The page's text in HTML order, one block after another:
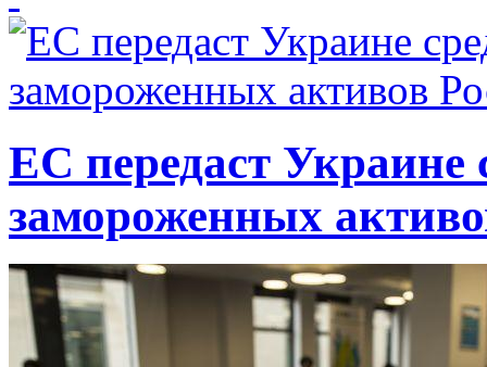
ЕС передаст Украине
замороженных